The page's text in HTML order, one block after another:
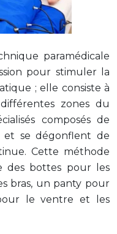
paramédicale
pour stimuler la
; elle consiste à
zones du
composés de
et se dégonflent de
Cette méthode
des bottes pour les
bras, un panty pour
le ventre et les